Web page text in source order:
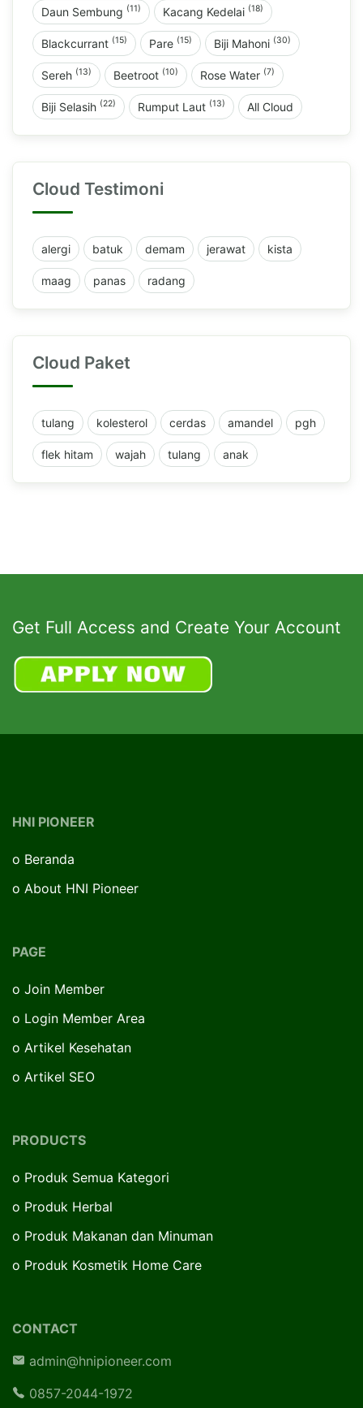
Daun Sembung (11) Kacang Kedelai (18)
Blackcurrant (15) Pare (15) Biji Mahoni (30)
Sereh (13) Beetroot (10) Rose Water (7)
Biji Selasih (22) Rumput Laut (13) All Cloud
Cloud Testimoni
alergi batuk demam jerawat kista
maag panas radang
Cloud Paket
tulang kolesterol cerdas amandel pgh
flek hitam wajah tulang anak
Get Full Access and Create Your Account
HNI PIONEER
o Beranda
o About HNI Pioneer
PAGE
o Join Member
o Login Member Area
o Artikel Kesehatan
o Artikel SEO
PRODUCTS
o Produk Semua Kategori
o Produk Herbal
o Produk Makanan dan Minuman
o Produk Kosmetik Home Care
CONTACT
admin@hnipioneer.com
0857-2044-1972